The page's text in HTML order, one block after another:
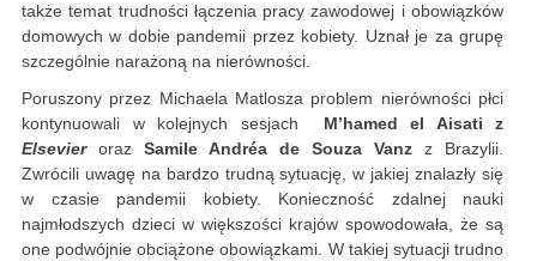
także temat trudności łączenia pracy zawodowej i obowiązków
domowych w dobie pandemii przez kobiety. Uznał je za grupę
szczególnie narażoną na nierówności.
Poruszony przez Michaela Matlosza problem nierówności płci
kontynuowali w kolejnych sesjach M’hamed el Aisati z
Elsevieroraz Samile Andréa de Souza Vanz z Brazylii.
Zwrócili uwagę na bardzo trudną sytuację, w jakiej znalazły się
w czasie pandemii kobiety. Konieczność zdalnej nauki
najmłodszych dzieci w większości krajów spowodowała, że są
one podwójnie obciążone obowiązkami. W takiej sytuacji trudno